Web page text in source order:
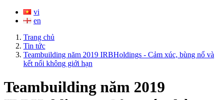
vi
en
Trang chủ
Tin tức
Teambuilding năm 2019 IRBHoldings - Cảm xúc, bùng nổ và
kết nối không giới hạn
Teambuilding năm 2019